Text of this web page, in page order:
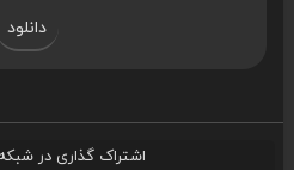
دانلود
اشتراک گذاری در